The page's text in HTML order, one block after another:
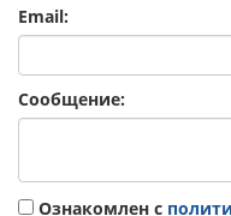
Email:
Сообщение:
Ознакомлен с